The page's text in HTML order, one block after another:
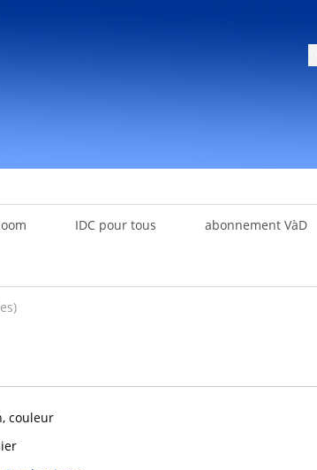
IDC pour tous abonnement VàD
couleur